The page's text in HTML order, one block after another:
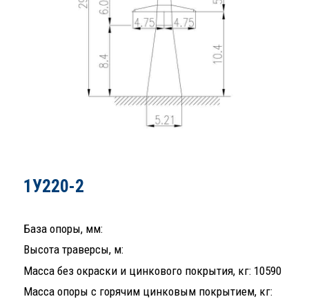
1У220-2
База опоры, мм:
Высота траверсы, м:
Масса без окраски и цинкового покрытия, кг: 10590
Масса опоры с горячим цинковым покрытием, кг: